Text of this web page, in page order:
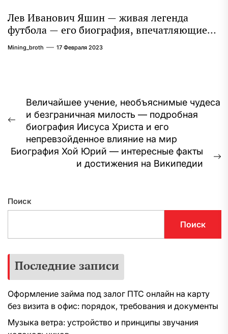
Лев Иванович Яшин — живая легенда
футбола — его биография, впечатляющие
достижения и интересная личная жизнь
Mining_broth 17 Февраля 2023
Навигация
по
записям
Предыдущая
запись:
Величайшее учение, необъяснимые чудеса
и безграничная милость — подробная
биография Иисуса Христа и его
непревзойденное влияние на мир
Биография Хой Юрий — интересные факты
и достижения на Википедии
Поиск
Поиск
Последние записи
Оформление займа под залог ПТС онлайн на карту
без визита в офис: порядок, требования и документы
Музыка ветра: устройство и принципы звучания